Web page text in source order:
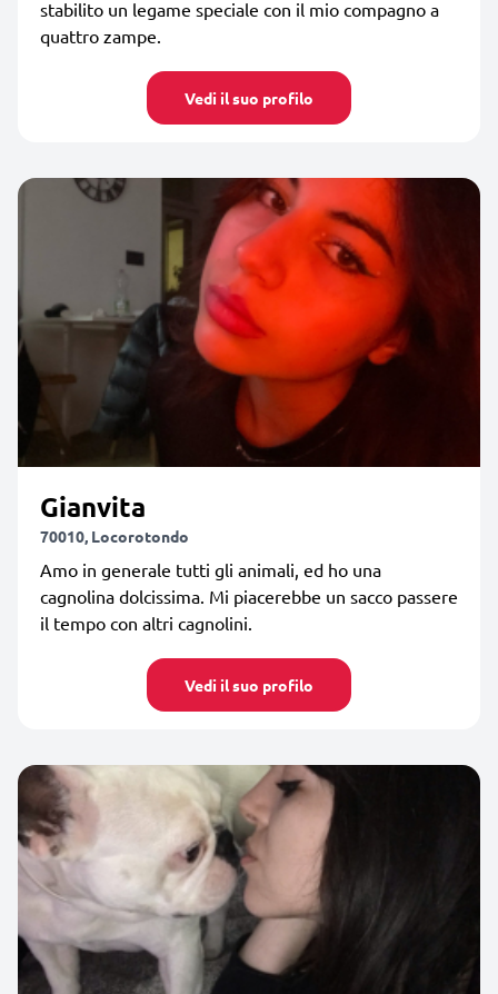
stabilito un legame speciale con il mio compagno a
quattro zampe.
Vedi il suo profilo
Gianvita
70010, Locorotondo
Amo in generale tutti gli animali, ed ho una
cagnolina dolcissima. Mi piacerebbe un sacco passere
il tempo con altri cagnolini.
Vedi il suo profilo